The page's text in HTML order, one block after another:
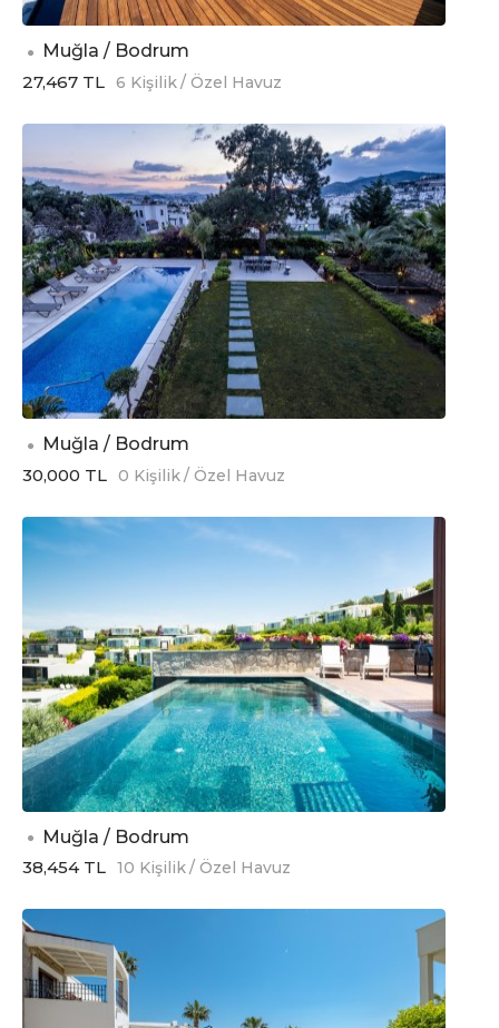
Muğla / Bodrum
27,467 TL 6 Kişilik/ Özel Havuz
Muğla / Bodrum
30,000 TL
0 Kişilik/ Özel Havuz
Muğla / Bodrum
38,454 TL 10 Kişilik/ Özel Havuz